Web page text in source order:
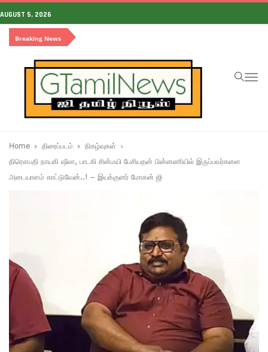
AUGUST 5, 2026
Breaking News
Home திரைப்படம்
நிகழ்வுகள்
திரௌபதி நாயகி ஷீலா, பாடகி சின்மயி பேசியதன் பின்னணியில் இருப்பவர்களை
அடையாளம் காட்டுவேன்..! – இயக்குனர் மோகன் ஜி